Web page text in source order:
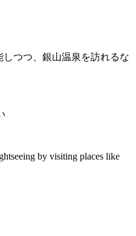
つつ、銀山温泉を訪れるな
by visiting places like